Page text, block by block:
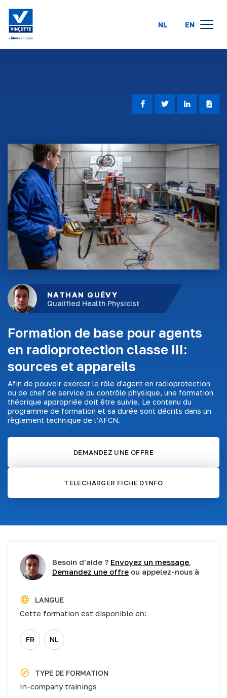
calendrier des formations
FAQ
contact
NL EN
NATHAN QUÉVY
Qualified Health Physicist
Formation de base pour agents
en radioprotection classe III:
sources et appareils
Afin de pouvoir exercer le rôle d'agent en radioprotection
ou de chef de service du contrôle physique, une formation
théorique appropriée doit être suivie. Le contenu du
programme de formation et sa durée sont décrits dans un
règlement technique de l’AFCN.
DEMANDEZ UNE OFFRE
TELECHARGER FICHE D'INFO
Besoin d'aide ? Envoyez un message,
Demandez une offre ou appelez-nous à
LANGUE
Cette formation est disponible en:
FR NL
TYPE DE FORMATION
In-company trainings